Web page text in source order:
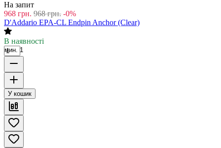
На запит
968 грн. 968 грн. -0%
D'Addario EPA-CL Endpin Anchor (Clear)
В наявності
мин. 1
У кошик